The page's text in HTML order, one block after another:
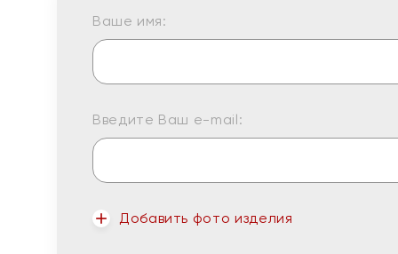
Ваше имя:
Введите Ваш e-mail:
Добавить фото изделия